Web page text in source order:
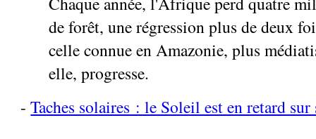
de forêt, une régression plus de deux
celle connue en Amazonie, plus
elle, progresse.
-Taches solaires : le Soleil est en retard sur